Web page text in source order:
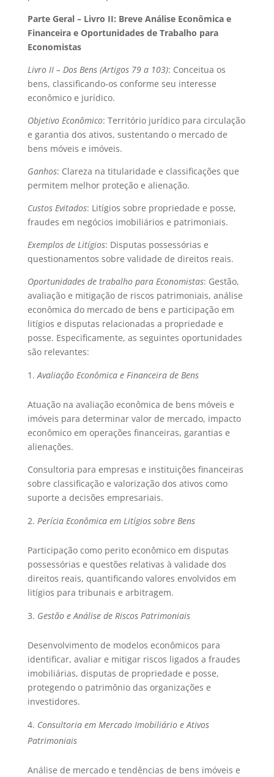
Parte Geral – Livro II: Breve Análise Econômica e
Financeira e Oportunidades de Trabalho para
Economistas
Livro II – Dos Bens (Artigos 79 a 103): Conceitua os
bens, classificando-os conforme seu interesse
econômico e jurídico.
Objetivo Econômico: Território jurídico para circulação
e garantia dos ativos, sustentando o mercado de
bens móveis e imóveis.
Ganhos: Clareza na titularidade e classificações que
permitem melhor proteção e alienação.
Custos Evitados: Litígios sobre propriedade e posse,
fraudes em negócios imobiliários e patrimoniais.
Exemplos de Litígios: Disputas possessórias e
questionamentos sobre validade de direitos reais.
Oportunidades de trabalho para Economistas: Gestão,
avaliação e mitigação de riscos patrimoniais, análise
econômica do mercado de bens e participação em
litígios e disputas relacionadas a propriedade e
posse. Especificamente, as seguintes oportunidades
são relevantes:
Avaliação Econômica e Financeira de Bens
Atuação na avaliação econômica de bens móveis e
imóveis para determinar valor de mercado, impacto
econômico em operações financeiras, garantias e
alienações.
Consultoria para empresas e instituições financeiras
sobre classificação e valorização dos ativos como
suporte a decisões empresariais.
Perícia Econômica em Litígios sobre Bens
Participação como perito econômico em disputas
possessórias e questões relativas à validade dos
direitos reais, quantificando valores envolvidos em
litígios para tribunais e arbitragem.
Gestão e Análise de Riscos Patrimoniais
Desenvolvimento de modelos econômicos para
identificar, avaliar e mitigar riscos ligados a fraudes
imobiliárias, disputas de propriedade e posse,
protegendo o patrimônio das organizações e
investidores.
Consultoria em Mercado Imobiliário e Ativos
Patrimoniais
Análise de mercado e tendências de bens imóveis e